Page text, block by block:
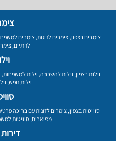
צימרים בצפון, צימרים לזוגות, צימרים
לדתיים,
וילות בצפון, וילות להשכרה, וילות למשפחות,
וילות נופש,
סוויטות בצפון,צימרים לזוגות עם בריכה
מפוארים,סוויטות